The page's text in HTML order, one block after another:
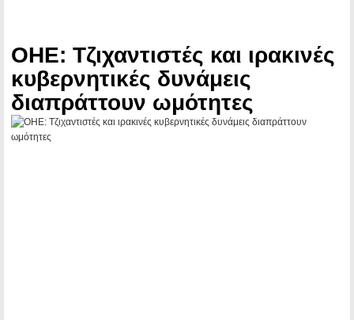
ΟΗΕ: Τζιχαντιστές και ιρακινές
κυβερνητικές δυνάμεις
διαπράττουν ωμότητες